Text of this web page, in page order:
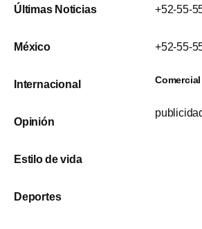
Últimas Noticias
México
Internacional
Opinión
Estilo de vida
Deportes
+52-55-
+52-55-
Comercial